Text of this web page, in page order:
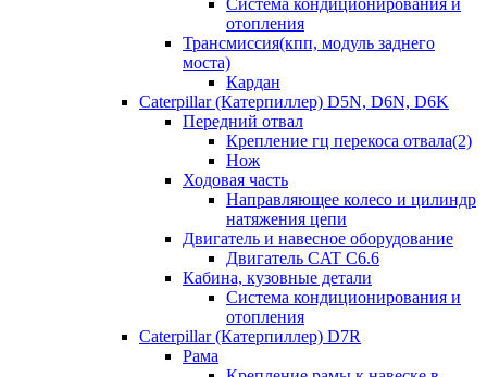
Система кондиционирования и
отопления
Трансмиссия(кпп, модуль заднего
моста)
Кардан
Caterpillar (Катерпиллер) D5N, D6N, D6K
Передний отвал
Крепление гц перекоса отвала(2)
Нож
Ходовая часть
Направляющее колесо и цилиндр
натяжения цепи
Двигатель и навесное оборудование
Двигатель CAT C6.6
Кабина, кузовные детали
Система кондиционирования и
отопления
Caterpillar (Катерпиллер) D7R
Рама